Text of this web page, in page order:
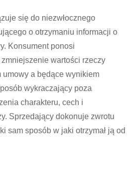
się do niezwłocznego
o otrzymaniu informacji o
Konsument ponosi
wartości rzeczy
umowy a będące wynikiem
wykraczający poza
charakteru, cech i
Sprzedający dokonuje zwrotu
sam sposób w jaki otrzymał ją od